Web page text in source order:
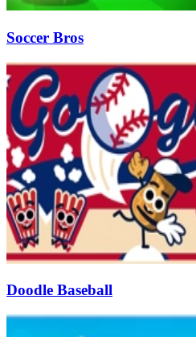
Soccer Bros
Doodle Baseball